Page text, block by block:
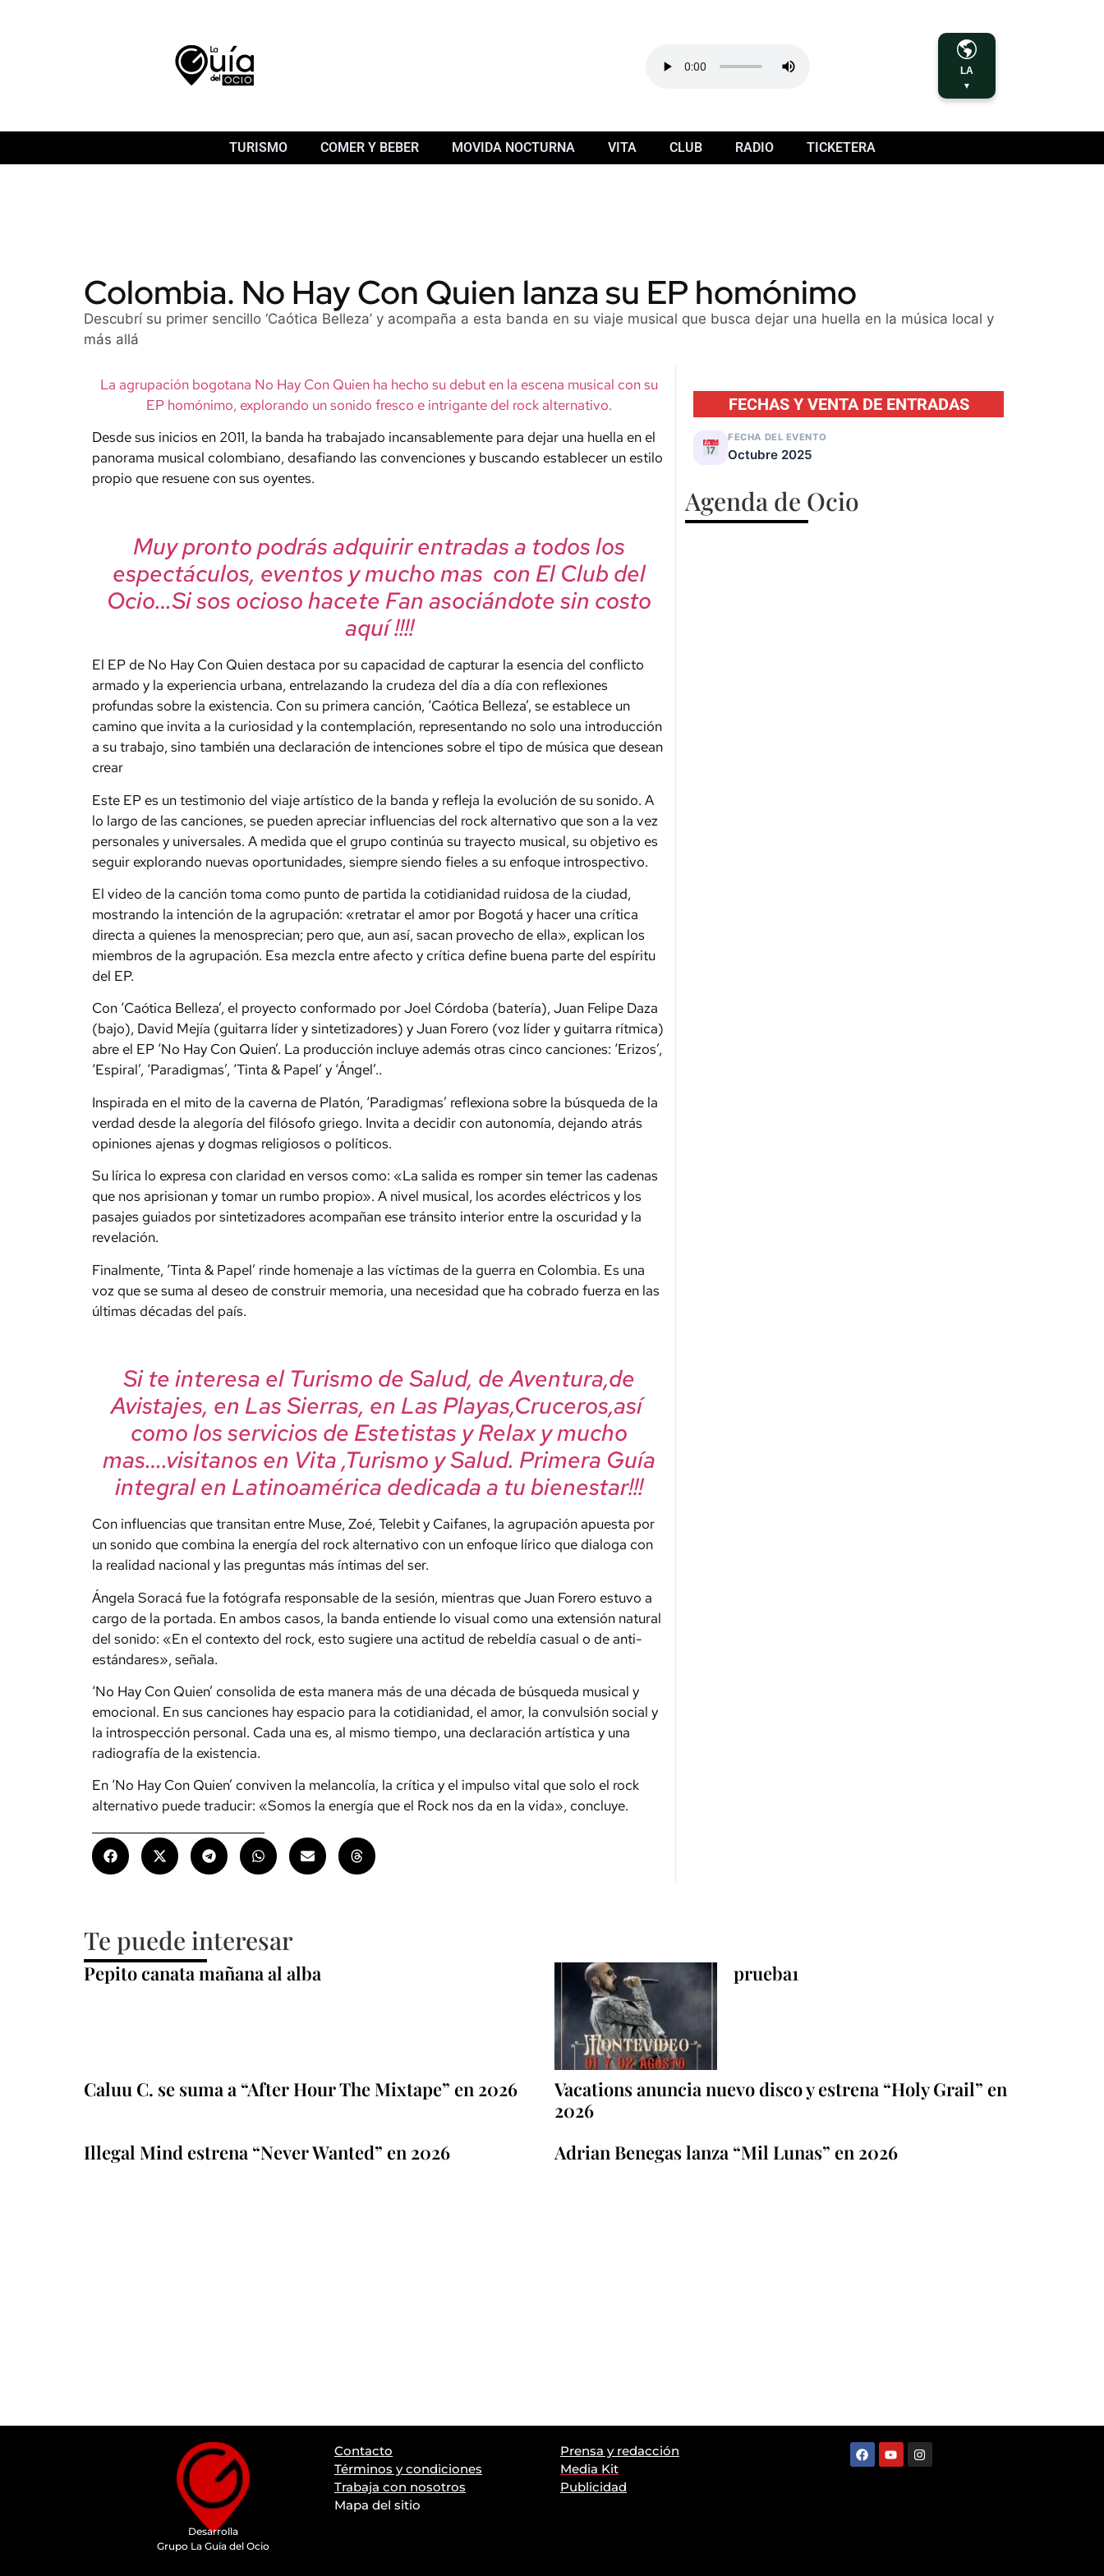
LA
▼
TURISMO COMER Y BEBER MOVIDA NOCTURNA VITA CLUB RADIO TICKETERA
Colombia. No Hay Con Quien lanza su EP homónimo
Descubrí su primer sencillo ‘Caótica Belleza’ y acompaña a esta banda en su viaje musical que busca dejar una huella en la música local y
más allá
La agrupación bogotana No Hay Con Quien ha hecho su debut en la escena musical con su
EP homónimo, explorando un sonido fresco e intrigante del rock alternativo.
Desde sus inicios en 2011, la banda ha trabajado incansablemente para dejar una huella en el
panorama musical colombiano, desafiando las convenciones y buscando establecer un estilo
propio que resuene con sus oyentes.
Muy pronto podrás adquirir entradas a todos los
espectáculos, eventos y mucho mas con El Club del
Ocio…Si sos ocioso hacete Fan asociándote sin costo
aquí !!!!
El EP de No Hay Con Quien destaca por su capacidad de capturar la esencia del conflicto
armado y la experiencia urbana, entrelazando la crudeza del día a día con reflexiones
profundas sobre la existencia. Con su primera canción, ‘Caótica Belleza’, se establece un
camino que invita a la curiosidad y la contemplación, representando no solo una introducción
a su trabajo, sino también una declaración de intenciones sobre el tipo de música que desean
crear
Este EP es un testimonio del viaje artístico de la banda y refleja la evolución de su sonido. A
lo largo de las canciones, se pueden apreciar influencias del rock alternativo que son a la vez
personales y universales. A medida que el grupo continúa su trayecto musical, su objetivo es
seguir explorando nuevas oportunidades, siempre siendo fieles a su enfoque introspectivo.
El video de la canción toma como punto de partida la cotidianidad ruidosa de la ciudad,
mostrando la intención de la agrupación: «retratar el amor por Bogotá y hacer una crítica
directa a quienes la menosprecian; pero que, aun así, sacan provecho de ella», explican los
miembros de la agrupación. Esa mezcla entre afecto y crítica define buena parte del espíritu
del EP.
Con ‘Caótica Belleza’, el proyecto conformado por Joel Córdoba (batería), Juan Felipe Daza
(bajo), David Mejía (guitarra líder y sintetizadores) y Juan Forero (voz líder y guitarra rítmica)
abre el EP ‘No Hay Con Quien’. La producción incluye además otras cinco canciones: ‘Erizos’,
‘Espiral’, ‘Paradigmas’, ‘Tinta & Papel’ y ‘Ángel’..
Inspirada en el mito de la caverna de Platón, ‘Paradigmas’ reflexiona sobre la búsqueda de la
verdad desde la alegoría del filósofo griego. Invita a decidir con autonomía, dejando atrás
opiniones ajenas y dogmas religiosos o políticos.
Su lírica lo expresa con claridad en versos como: «La salida es romper sin temer las cadenas
que nos aprisionan y tomar un rumbo propio». A nivel musical, los acordes eléctricos y los
pasajes guiados por sintetizadores acompañan ese tránsito interior entre la oscuridad y la
revelación.
Finalmente, ‘Tinta & Papel’ rinde homenaje a las víctimas de la guerra en Colombia. Es una
voz que se suma al deseo de construir memoria, una necesidad que ha cobrado fuerza en las
últimas décadas del país.
Si te interesa el Turismo de Salud, de Aventura,de
Avistajes, en Las Sierras, en Las Playas,Cruceros,así
como los servicios de Estetistas y Relax y mucho
mas….visitanos en Vita ,Turismo y Salud. Primera Guía
integral en Latinoamérica dedicada a tu bienestar!!!
Con influencias que transitan entre Muse, Zoé, Telebit y Caifanes, la agrupación apuesta por
un sonido que combina la energía del rock alternativo con un enfoque lírico que dialoga con
la realidad nacional y las preguntas más íntimas del ser.
Ángela Soracá fue la fotógrafa responsable de la sesión, mientras que Juan Forero estuvo a
cargo de la portada. En ambos casos, la banda entiende lo visual como una extensión natural
del sonido: «En el contexto del rock, esto sugiere una actitud de rebeldía casual o de anti-
estándares», señala.
‘No Hay Con Quien’ consolida de esta manera más de una década de búsqueda musical y
emocional. En sus canciones hay espacio para la cotidianidad, el amor, la convulsión social y
la introspección personal. Cada una es, al mismo tiempo, una declaración artística y una
radiografía de la existencia.
En ‘No Hay Con Quien’ conviven la melancolía, la crítica y el impulso vital que solo el rock
alternativo puede traducir: «Somos la energía que el Rock nos da en la vida», concluye.
FECHAS Y VENTA DE ENTRADAS
FECHA DEL EVENTO
Octubre 2025
Agenda de Ocio
Te puede interesar
Pepito canata mañana al alba prueba1
Caluu C. se suma a “After Hour The Mixtape” en 2026
Vacations anuncia nuevo disco y estrena “Holy Grail” en
2026
Illegal Mind estrena “Never Wanted” en 2026
Adrian Benegas lanza “Mil Lunas” en 2026
Desarrolla
Grupo La Guía del Ocio
Contacto
Términos y condiciones
Trabaja con nosotros
Mapa del sitio
Prensa y redacción
Media Kit
Publicidad